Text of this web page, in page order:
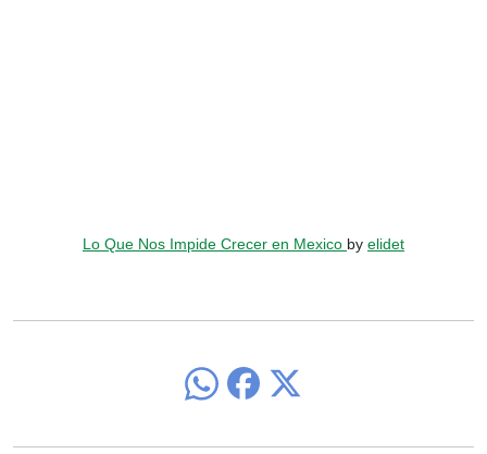
Lo Que Nos Impide Crecer en Mexico by elidet